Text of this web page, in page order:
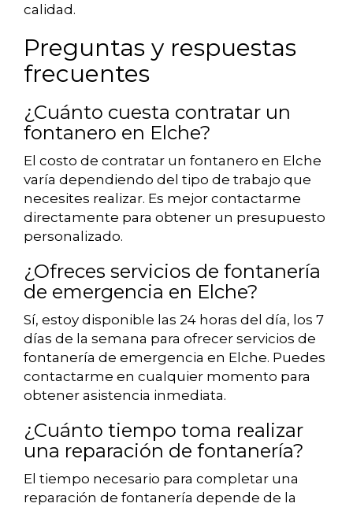
calidad.
Preguntas y respuestas
frecuentes
¿Cuánto cuesta contratar un
fontanero en Elche?
El costo de contratar un fontanero en Elche
varía dependiendo del tipo de trabajo que
necesites realizar. Es mejor contactarme
directamente para obtener un presupuesto
personalizado.
¿Ofreces servicios de fontanería
de emergencia en Elche?
Sí, estoy disponible las 24 horas del día, los 7
días de la semana para ofrecer servicios de
fontanería de emergencia en Elche. Puedes
contactarme en cualquier momento para
obtener asistencia inmediata.
¿Cuánto tiempo toma realizar
una reparación de fontanería?
El tiempo necesario para completar una
reparación de fontanería depende de la